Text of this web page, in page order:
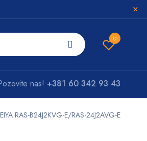
0
nas! +381 60 342 93 43
RAS-B24J2KVG-E/RAS-24J2AVG-E